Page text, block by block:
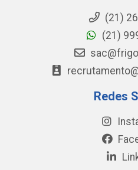
(21)
(21)
Redes